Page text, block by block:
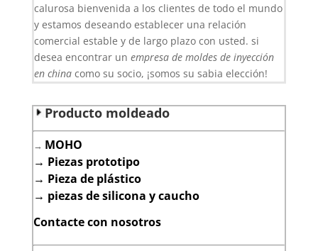
calurosa bienvenida a los clientes de todo el mundo
y estamos deseando establecer una relación
comercial estable y de largo plazo con usted. si
desea encontrar un empresa de moldes de inyección
en chinacomo su socio, ¡somos su sabia elección!
Producto moldeado
→ MOHO
→ Piezas prototipo
→ Pieza de plástico
→ piezas de silicona y caucho
Contacte con nosotros